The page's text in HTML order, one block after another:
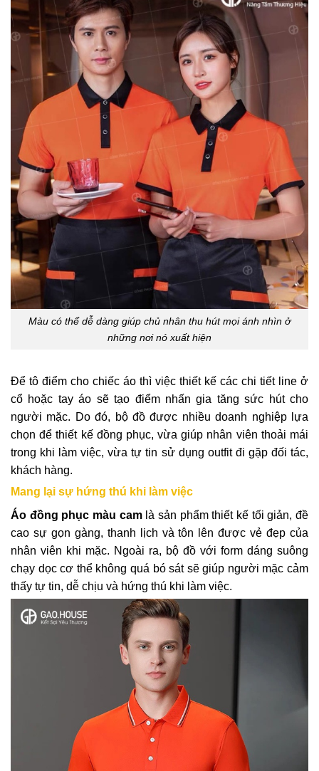
Màu có thể dễ dàng giúp chủ nhân thu hút mọi ánh nhìn ở
những nơi nó xuất hiện
Để tô điểm cho chiếc áo thì việc thiết kế các chi tiết line ở
cổ hoặc tay áo sẽ tạo điểm nhấn gia tăng sức hút cho
người mặc. Do đó, bộ đồ được nhiều doanh nghiệp lựa
chọn để thiết kế đồng phục, vừa giúp nhân viên thoải mái
trong khi làm việc, vừa tự tin sử dụng outfit đi gặp đối tác,
khách hàng.
Mang lại sự hứng thú khi làm việc
Áo đồng phục màu camlà sản phẩm thiết kế tối giản, đề
cao sự gọn gàng, thanh lịch và tôn lên được vẻ đẹp của
nhân viên khi mặc. Ngoài ra, bộ đồ với form dáng suông
chạy dọc cơ thể không quá bó sát sẽ giúp người mặc cảm
thấy tự tin, dễ chịu và hứng thú khi làm việc.